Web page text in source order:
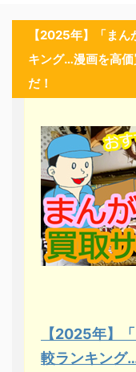
【2025年】「ま
キング…漫画を高
だ！
【2025年】
較ランキング